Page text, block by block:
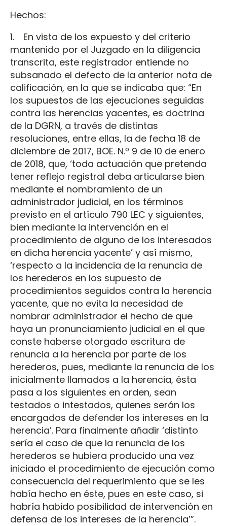
Hechos:
1. En vista de los expuesto y del criterio
mantenido por el Juzgado en la diligencia
transcrita, este registrador entiende no
subsanado el defecto de la anterior nota de
calificación, en la que se indicaba que: “En
los supuestos de las ejecuciones seguidas
contra las herencias yacentes, es doctrina
de la DGRN, a través de distintas
resoluciones, entre ellas, la de fecha 18 de
diciembre de 2017, BOE. N.º 9 de 10 de enero
de 2018, que, ‘toda actuación que pretenda
tener reflejo registral deba articularse bien
mediante el nombramiento de un
administrador judicial, en los términos
previsto en el artículo 790 LEC y siguientes,
bien mediante la intervención en el
procedimiento de alguno de los interesados
en dicha herencia yacente’ y así mismo,
‘respecto a la incidencia de la renuncia de
los herederos en los supuesto de
procedimientos seguidos contra la herencia
yacente, que no evita la necesidad de
nombrar administrador el hecho de que
haya un pronunciamiento judicial en el que
conste haberse otorgado escritura de
renuncia a la herencia por parte de los
herederos, pues, mediante la renuncia de los
inicialmente llamados a la herencia, ésta
pasa a los siguientes en orden, sean
testados o intestados, quienes serán los
encargados de defender los intereses en la
herencia’. Para finalmente añadir ‘distinto
sería el caso de que la renuncia de los
herederos se hubiera producido una vez
iniciado el procedimiento de ejecución como
consecuencia del requerimiento que se les
había hecho en éste, pues en este caso, si
habría habido posibilidad de intervención en
defensa de los intereses de la herencia’”.